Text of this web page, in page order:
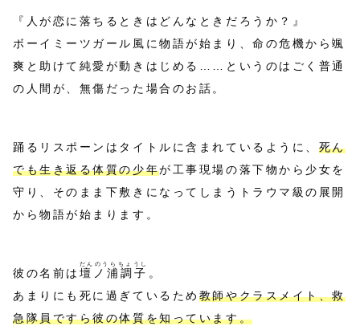
『人が恋に落ちるときはどんなときだろうか？』
ボーイミーツガール風に物語が始まり、命の危機から颯
爽と助けて純愛が動きはじめる……というのはごく普通
の人間が、無傷だった場合のお話。
踊るリスポーンはタイトルに含まれているように、 死ん
でも生き返る体質の少年が工事現場の落下物から少女を
守り、そのまま下敷きになってしまうトラウマ級の展開
から物語が始まります。
彼の名前は 壇ノ浦調子
だんのうらちょうし
。
あまりにも死に過ぎているため 教師やクラスメイト、救
急隊員ですら彼の体質を知っています。